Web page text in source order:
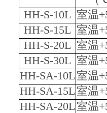
HH-S-10L 室温
HH-S-15L 室温
HH-S-20L 室温
HH-S-30L 室温
HH-SA-10L 室温
HH-SA-15L 室温
HH-SA-20L 室温